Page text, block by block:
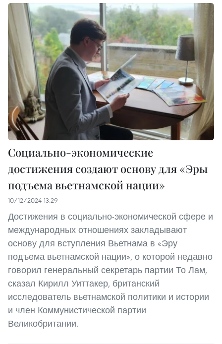
Социально-экономические
достижения создают основу для «Эры
подъема вьетнамской нации»
10/12/2024 13:29
Достижения в социально-экономической сфере и
международных отношениях закладывают
основу для вступления Вьетнама в «Эру
подъема вьетнамской нации», о которой недавно
говорил генеральный секретарь партии То Лам,
сказал Кирилл Уиттакер, британский
исследователь вьетнамской политики и истории
и член Коммунистической партии
Великобритании.